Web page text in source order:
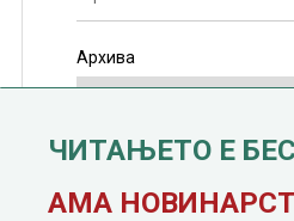
Архива
јануари, 1991 година
ЧИТАЊЕТО Е
АМА